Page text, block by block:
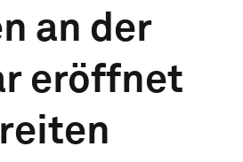
an der
eröffnet